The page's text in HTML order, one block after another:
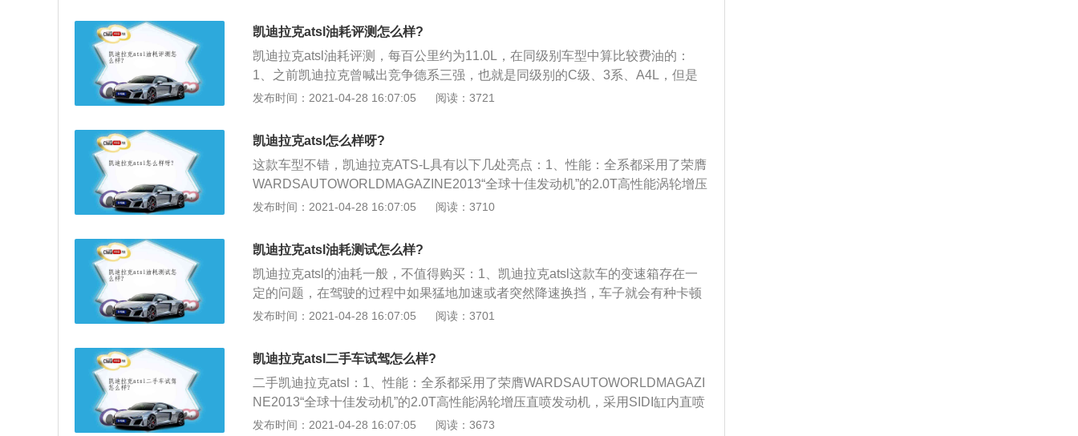
板和排挡杆的位置都经过仔细考量；3、可选配的高性能座椅具有电动可调控制
功能，优化了对驾驶者高速转弯情况下的横向支撑。
凯迪拉克atsl油耗评测怎么样?
凯迪拉克atsl油耗评测，每百公里约为11.0L，在同级别车型中算比较费油的：
1、之前凯迪拉克曾喊出竞争德系三强，也就是同级别的C级、3系、A4L，但是
无奈二线豪华品牌的ATS-L，实在不是BBA的对手，无论在销量上，和保值率方
做工、品质、动力上不断进行自我完善，且价格不断下降，这让其性价比更为显
著，这是它最大的优势；2、凯迪拉克ats底盘非常的整，过弯的感觉很稳很舒
服。以前开的一些不好的廉价车，让自己熟悉了那种生涩厚重的廉价感，然而现
在开凯迪拉克我明白了一分钱一分货确实是对的。在高速行驶时车子的操控变现
十分稳当；3、凯迪拉克ats前置后驱的驱动布局、前后50：50的配重比、1600kg
有每秒1000次的MRC电磁悬挂等，直接让所有的竞争对手感到汗颜，其他配置
也均占上风。但其燃油经济性较差。
发布时间：2021-04-28 16:07:05 阅读：3721
凯迪拉克atsl怎么样呀?
这款车型不错，凯迪拉克ATS-L具有以下几处亮点：1、性能：全系都采用了荣膺
WARDSAUTOWORLDMAGAZINE2013“全球十佳发动机”的2.0T高性能涡轮增压
直喷发动机，采用SIDI缸内直喷技术及单涡轮双涡流技术，最大功率可达205K
2、科技：搭载全新一代互联体验CUE系统、原装CarPlay车载系统、全新一代安
吉星4GLTE服务，内置无线Wi-Fi，支持7台设备接入，令你在行驶的同时，畅享
疾速敏捷的互联体验；3、内饰：凯迪拉克ATS-L运动包围式座舱以驾驭为原点，
融入了游艇设计元素，前卫中流露动感，更采用了CUT-AND-SEWN大师级包裹
工艺缝合剪裁，让你在纵情驰骋中，坐享时尚考究之美；4、外观：采用了家族
分配，为ATS-L带来了卓越的操控稳定性和平顺性；5、安全：ATS-L搭载了独家
专利的震动预警座椅以及碰撞预警系统和全车速自适应巡航系统为你的出行保驾
护航，同时车身更采用了FBI一体式车身结构，缔造出傲视同级的碰撞安全表
发布时间：2021-04-28 16:07:05 阅读：3710
凯迪拉克atsl油耗测试怎么样?
凯迪拉克atsl的油耗一般，不值得购买：1、凯迪拉克atsl这款车的变速箱存在一
定的问题，在驾驶的过程中如果猛地加速或者突然降速换挡，车子就会有种卡顿
的感觉，变速箱反应比较慢，在驾驶的时候就会一卡一卡的；2、其次这款车的
可以降低8%的油耗，但是在实际驾驶中，这款车的油耗还是比较高的，可以达到
11L\/100公里，这个油耗已经相当高了，但是因为这款车的发动机是2.0t的，所以
也可以理解；3、另外这款车的乘车体验不太好，前排驾驶空间不错，但是后排
的乘坐空间很小，后排的中间座椅设计太突出，就会导致后排的中间位置几乎不
能坐人，所以一般后排只能坐两个人。如果是高大的男生开车的话，调整了驾驶
发布时间：2021-04-28 16:07:05 阅读：3701
凯迪拉克atsl二手车试驾怎么样?
二手凯迪拉克atsl：1、性能：全系都采用了荣膺WARDSAUTOWORLDMAGAZI
NE2013“全球十佳发动机”的2.0T高性能涡轮增压直喷发动机，采用SIDI缸内直喷
技术及单涡轮双涡流技术，最大功率可达205KW，最大扭矩400NM，配合全新8
发布时间：2021-04-28 16:07:05 阅读：3673